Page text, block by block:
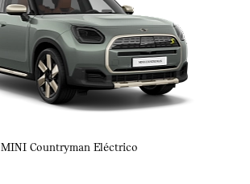
MINI Countryman Eléctrico